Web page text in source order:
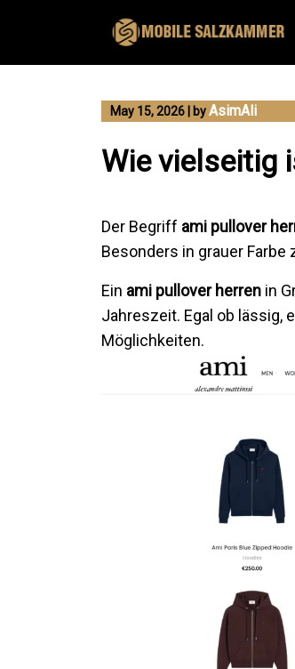
May 15, 2026 byAsimAli
Wie vielseitig
Der Begriff ami pullover
Besonders in grauer
Ein ami pullover herren in
Jahreszeit. Egal ob lässig,
Möglichkeiten.